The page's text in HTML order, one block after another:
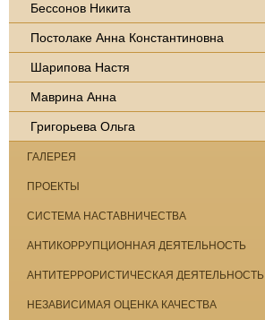
Бессонов Никита
Постолаке Анна Константиновна
Шарипова Настя
Маврина Анна
Григорьева Ольга
ГАЛЕРЕЯ
ПРОЕКТЫ
СИСТЕМА НАСТАВНИЧЕСТВА
АНТИКОРРУПЦИОННАЯ ДЕЯТЕЛЬНОСТЬ
АНТИТЕРРОРИСТИЧЕСКАЯ ДЕЯТЕЛЬНОСТЬ
НЕЗАВИСИМАЯ ОЦЕНКА КАЧЕСТВА